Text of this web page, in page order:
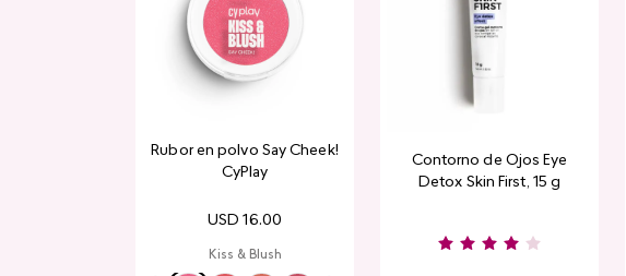
Rubor en polvo Say Cheek!
CyPlay
USD 16.00
Kiss & Blush
Contorno de Ojos Eye
Detox Skin First, 15 g